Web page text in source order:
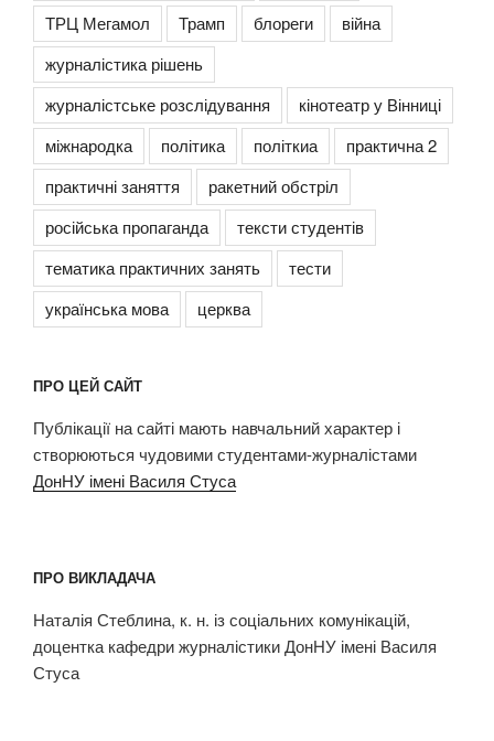
ТРЦ Мегамол
Трамп блореги
війна
журналістика рішень
журналістське розслідування
кінотеатр у Вінниці
міжнародка
політика політкиа
практична 2
практичні заняття
ракетний обстріл
російська пропаганда
тексти студентів
тематика практичних занять
тести
українська мова
церква
ПРО ЦЕЙ САЙТ
Публікації на сайті мають навчальний характер і
створюються чудовими студентами-журналістами
ДонНУ імені Василя Стуса
ПРО ВИКЛАДАЧА
Наталія Стеблина, к. н. із соціальних комунікацій,
доцентка кафедри журналістики ДонНУ імені Василя
Стуса